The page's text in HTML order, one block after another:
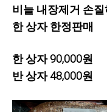
비늘 내장제거 손
한 상자 한정판매
한 상자 90,000원
반 상자 48,000원